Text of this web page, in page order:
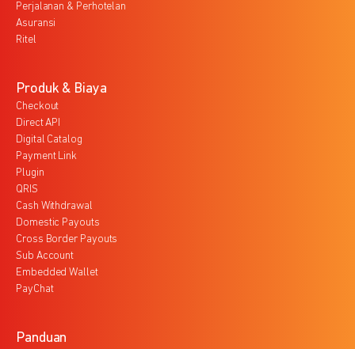
Perjalanan & Perhotelan
Asuransi
Ritel
Produk & Biaya
Checkout
Direct API
Digital Catalog
Payment Link
Plugin
QRIS
Cash Withdrawal
Domestic Payouts
Cross Border Payouts
Sub Account
Embedded Wallet
PayChat
Panduan